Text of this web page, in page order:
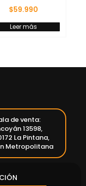
$59.990
Leer más
de venta:
13598,
La Pintana,
Metropolitana